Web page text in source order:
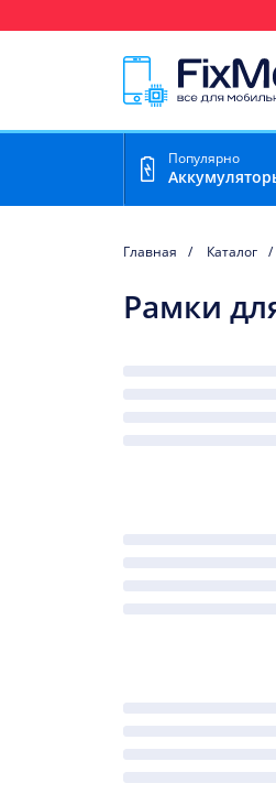
Популярно
Главная Каталог
Рамки